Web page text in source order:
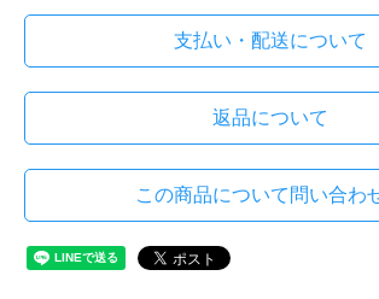
支払い・配送について
返品について
この商品について問い合わ